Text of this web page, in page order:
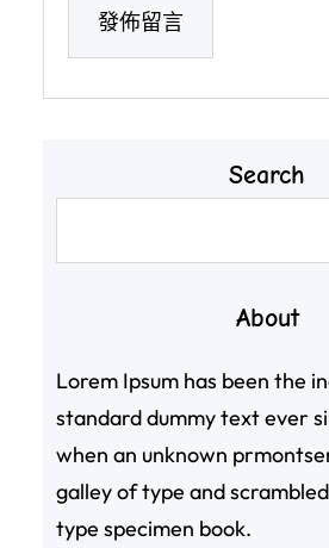
Search
About
Lorem Ipsum has been the
standard dummy text ever
when an unknown
galley of type and
type specimen book.